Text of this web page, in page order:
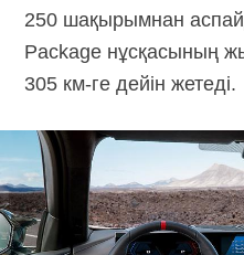
250 шақырымнан
Package нұсқасының
305 км-ге дейін жетеді.